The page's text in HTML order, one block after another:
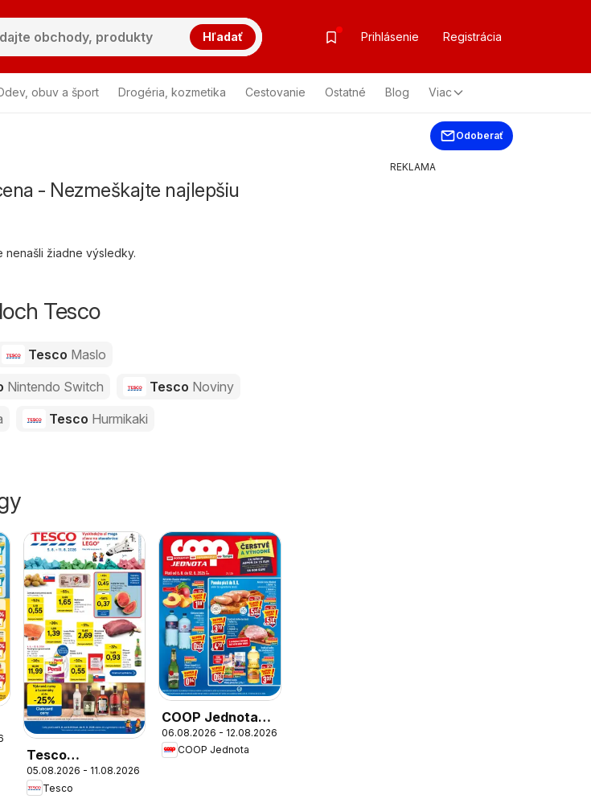
Hľadať Prihlásenie Registrácia
obuv a šport Drogéria, kozmetika Cestovanie Ostatné Blog Viac
Odoberať
- Nezmeškajte najlepšiu
nenašli žiadne výsledky.
Tesco
Tesco Maslo
Nintendo Switch Tesco Noviny
Tesco Hurmikaki
Tesco
Hypermarket -
leták
05.08.2026 - 11.08.2026
Tesco
COOP Jednota
leták
06.08.2026 - 12.08.2026
COOP Jednota
REKLAMA